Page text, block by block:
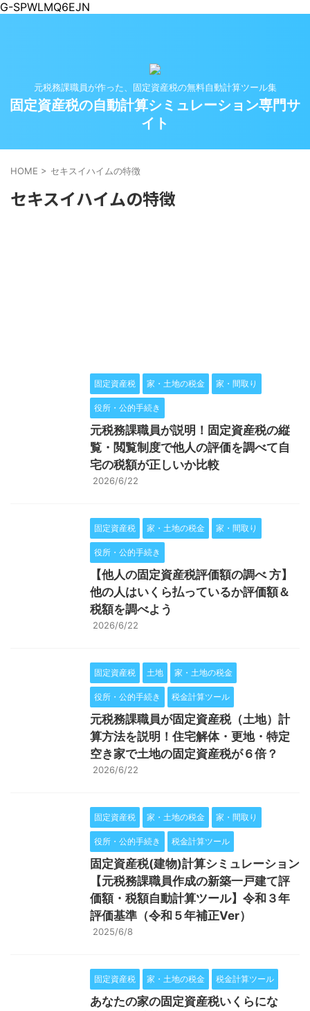
G-SPWLMQ6EJN
元税務課職員が作った、固定資産税の無料自動計算ツール集
固定資産税の自動計算シミュレーション専門サ
イト
HOME > セキスイハイムの特徴
セキスイハイムの特徴
固定資産税 家・土地の税金 家・間取り
役所・公的手続き
元税務課職員が説明！固定資産税の縦
覧・閲覧制度で他人の評価を調べて自
宅の税額が正しいか比較
2026/6/22
固定資産税 家・土地の税金 家・間取り
役所・公的手続き
【他人の固定資産税評価額の調べ 方】
他の人はいくら払っているか評価額＆
税額を調べよう
2026/6/22
固定資産税 土地 家・土地の税金
役所・公的手続き 税金計算ツール
元税務課職員が固定資産税（土地）計
算方法を説明！住宅解体・更地・特定
空き家で土地の固定資産税が６倍？
2026/6/22
固定資産税 家・土地の税金 家・間取り
役所・公的手続き 税金計算ツール
固定資産税(建物)計算シミュレーション
【元税務課職員作成の新築一戸建て評
価額・税額自動計算ツール】令和３年
評価基準（令和５年補正Ver）
2025/6/8
固定資産税 家・土地の税金 税金計算ツール
あなたの家の固定資産税いくらにな